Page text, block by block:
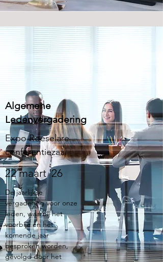
Algemene
Ledenvergadering
Expo Roeselare
conferentiezaal
22 maart '26
De jaarlijkse
vergadering voor onze
leden, waarbij het
voorbije en het
komende jaar
besproken worden,
gevolgd door het